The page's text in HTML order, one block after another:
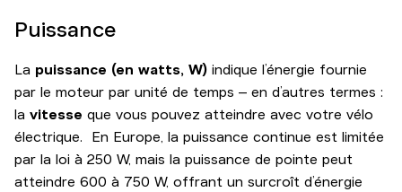
Puissance
La puissance (en watts, W) indique l’énergie fournie
par le moteur par unité de temps – en d’autres termes :
la vitesse que vous pouvez atteindre avec votre vélo
électrique. En Europe, la puissance continue est limitée
par la loi à 250 W, mais la puissance de pointe peut
atteindre 600 à 750 W, offrant un surcroît d’énergie